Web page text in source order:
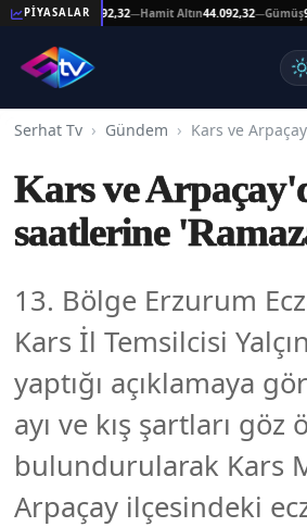
PİYASALAR
Altın44.092,32—Hamit Altın44.092,32—Gümüş95,85
Serhat Tv Gündem
Kars ve
saatlerine
13. Bölge Erzurum
Kars İl Temsilcisi
yaptığı açıklamaya
ayı ve kış şartları göz
bulundurularak Kars
Arpaçay ilçesindeki